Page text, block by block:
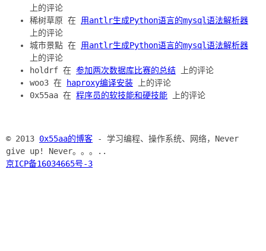
上的评论
稀树草原 在 用antlr生成Python语言的mysql语法解析器
上的评论
城市景點 在 用antlr生成Python语言的mysql语法解析器
上的评论
holdrf 在 参加两次数据库比赛的总结 上的评论
woo3 在
haproxy编译安装 上的评论
0x55aa 在 程序员的软技能和硬技能 上的评论
© 2013 0x55aa的博客 - 学习编程、操作系统、网络，Never
give up! Never。。。..
京ICP备16034665号-3